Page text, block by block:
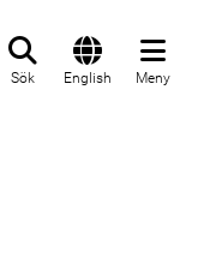
Sök English Meny